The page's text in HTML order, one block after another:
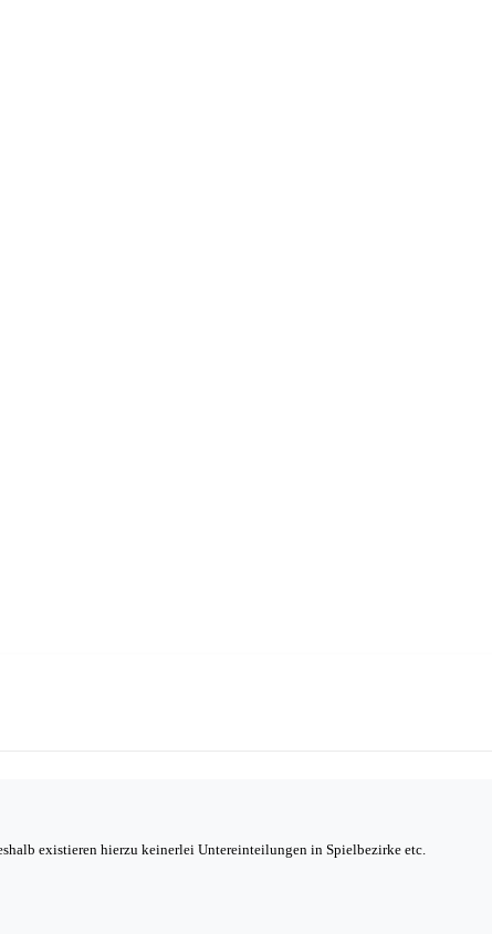
existieren hierzu keinerlei Untereinteilungen in Spielbezirke etc.